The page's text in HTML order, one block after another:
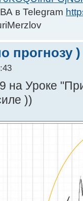
в Telegram
прогнозу )
на Уроке
))